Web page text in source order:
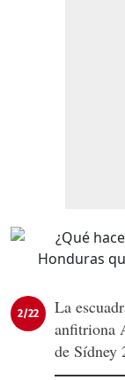
2/22
La
anfitriona
de Sídney